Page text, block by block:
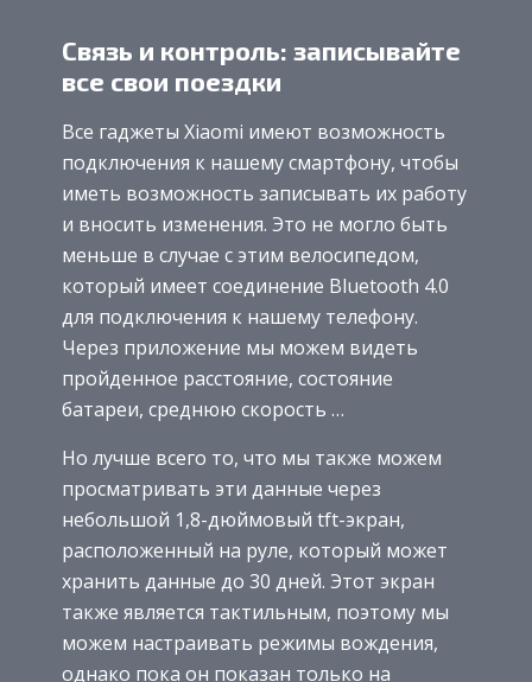
Связь и контроль: записывайте
все свои поездки
Все гаджеты Xiaomi имеют возможность
подключения к нашему смартфону, чтобы
иметь возможность записывать их работу
и вносить изменения. Это не могло быть
меньше в случае с этим велосипедом,
который имеет соединение Bluetooth 4.0
для подключения к нашему телефону.
Через приложение мы можем видеть
пройденное расстояние, состояние
батареи, среднюю скорость …
Но лучше всего то, что мы также можем
просматривать эти данные через
небольшой 1,8-дюймовый tft-экран,
расположенный на руле, который может
хранить данные до 30 дней. Этот экран
также является тактильным, поэтому мы
можем настраивать режимы вождения,
однако пока он показан только на